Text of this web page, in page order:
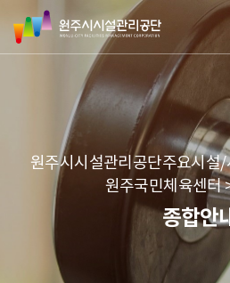
네
본문 바로가
메뉴 바로가
원
주
시
리
공
원주시시설관리공단주요시설
원주국민체육센터
종합안